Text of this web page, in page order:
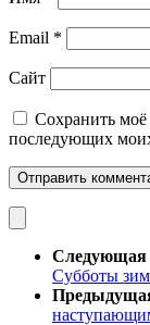
Email *
Сайт
Сохранить моё
последующих
Следующая
Субботы